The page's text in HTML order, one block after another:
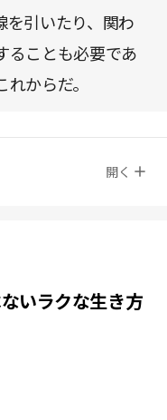
を引いたり、関わ
ることも必要であ
からだ。
開く
いラクな生き方